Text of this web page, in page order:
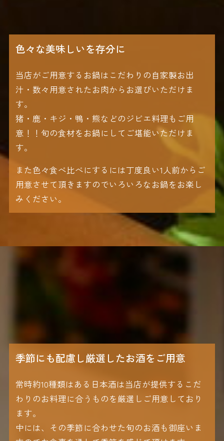
色々な美味しいを存分に
当店がご用意するお鍋はこだわりの自家製お出
汁・数々用意されたお肉からお選びいただけま
す。
猪・鹿・キジ・鴨・熊などのジビエ料理もご用
意！！旬の食材をお鍋にしてご堪能いただけま
す。
また色々食べ比べにするには丁度良い1人前からご
用意させて頂きますのでいろいろなお鍋をお楽し
みください。
季節にも配慮し厳選したお酒をご用意
常時約10種類はある日本酒は当店が提供するこだ
わりのお料理に合うものを厳選しご用意しており
ます。
中には、その季節に合わせた旬のお酒も御座いま